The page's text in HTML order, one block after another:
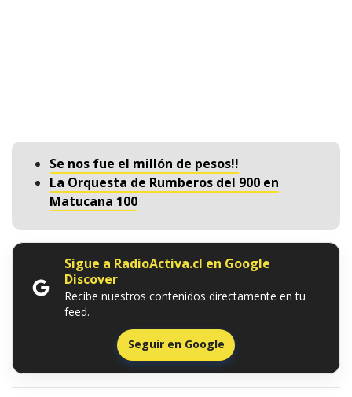
Se nos fue el millón de pesos!!
La Orquesta de Rumberos del 900 en
Matucana 100
Sigue a RadioActiva.cl en Google
Discover
Recibe nuestros contenidos directamente en tu
feed.
Seguir en Google